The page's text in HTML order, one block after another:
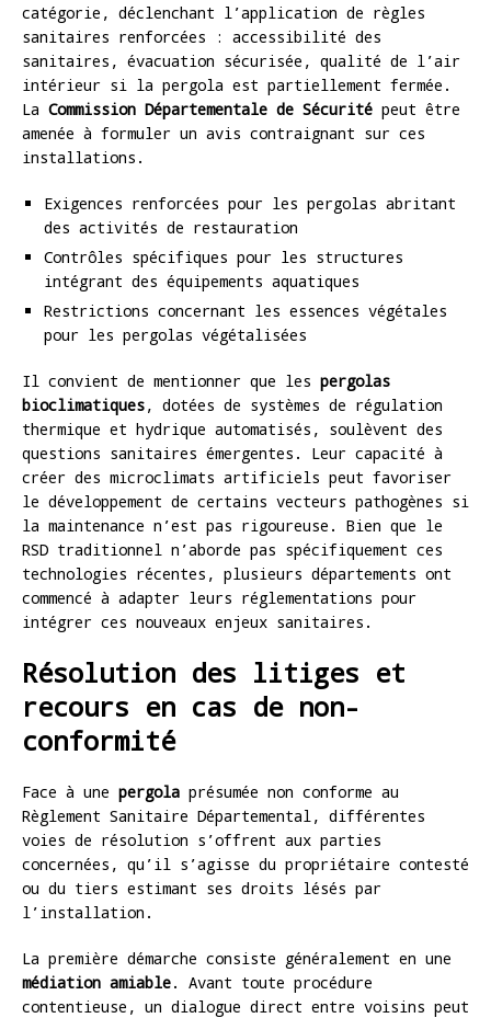
catégorie, déclenchant l’application de règles
sanitaires renforcées : accessibilité des
sanitaires, évacuation sécurisée, qualité de l’air
intérieur si la pergola est partiellement fermée.
La Commission Départementale de Sécurité peut être
amenée à formuler un avis contraignant sur ces
installations.
Exigences renforcées pour les pergolas abritant
des activités de restauration
Contrôles spécifiques pour les structures
intégrant des équipements aquatiques
Restrictions concernant les essences végétales
pour les pergolas végétalisées
Il convient de mentionner que les pergolas
bioclimatiques, dotées de systèmes de régulation
thermique et hydrique automatisés, soulèvent des
questions sanitaires émergentes. Leur capacité à
créer des microclimats artificiels peut favoriser
le développement de certains vecteurs pathogènes si
la maintenance n’est pas rigoureuse. Bien que le
RSD traditionnel n’aborde pas spécifiquement ces
technologies récentes, plusieurs départements ont
commencé à adapter leurs réglementations pour
intégrer ces nouveaux enjeux sanitaires.
Résolution des litiges et
recours en cas de non-
conformité
Face à une pergola présumée non conforme au
Règlement Sanitaire Départemental, différentes
voies de résolution s’offrent aux parties
concernées, qu’il s’agisse du propriétaire contesté
ou du tiers estimant ses droits lésés par
l’installation.
La première démarche consiste généralement en une
médiation amiable. Avant toute procédure
contentieuse, un dialogue direct entre voisins peut